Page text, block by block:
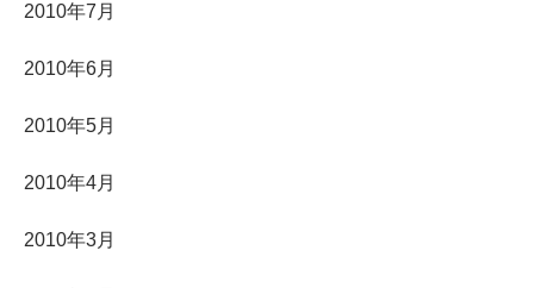
2010年7月
2010年6月
2010年5月
2010年4月
2010年3月